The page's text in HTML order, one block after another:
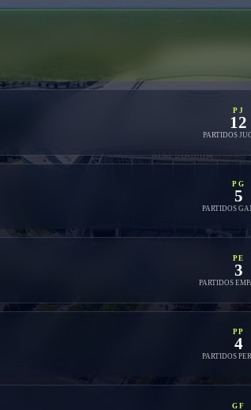
PJ
12
PARTIDOS
PG
5
PARTIDOS
PE
3
PARTIDOS
PP
4
PARTIDOS
GF